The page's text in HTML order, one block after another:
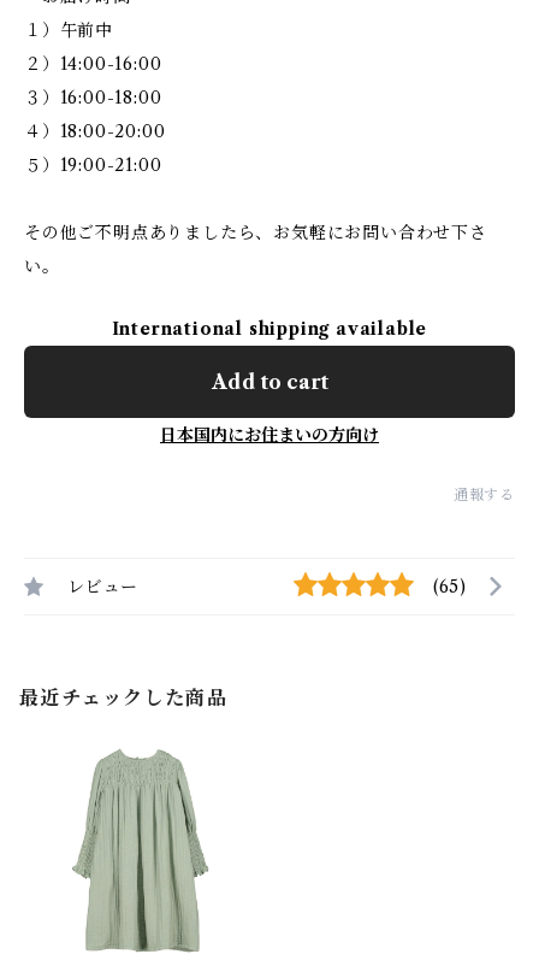
１）午前中
２）14:00-16:00
３）16:00-18:00
４）18:00-20:00
５）19:00-21:00
その他ご不明点ありましたら、お気軽にお問い合わせ下さ
い。
International shipping available
Add to cart
日本国内にお住まいの方向け
通報する
レビュー (65)
最近チェックした商品